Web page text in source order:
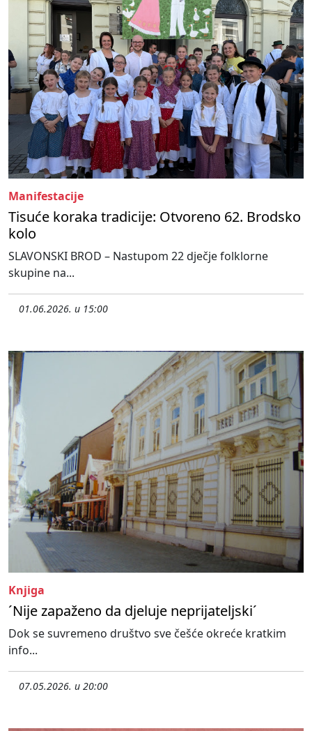
Manifestacije
Tisuće koraka tradicije: Otvoreno 62. Brodsko
kolo
SLAVONSKI BROD – Nastupom 22 dječje folklorne
skupine na...
01.06.2026. u 15:00
Knjiga
´Nije zapaženo da djeluje neprijateljski´
Dok se suvremeno društvo sve češće okreće kratkim
info...
07.05.2026. u 20:00